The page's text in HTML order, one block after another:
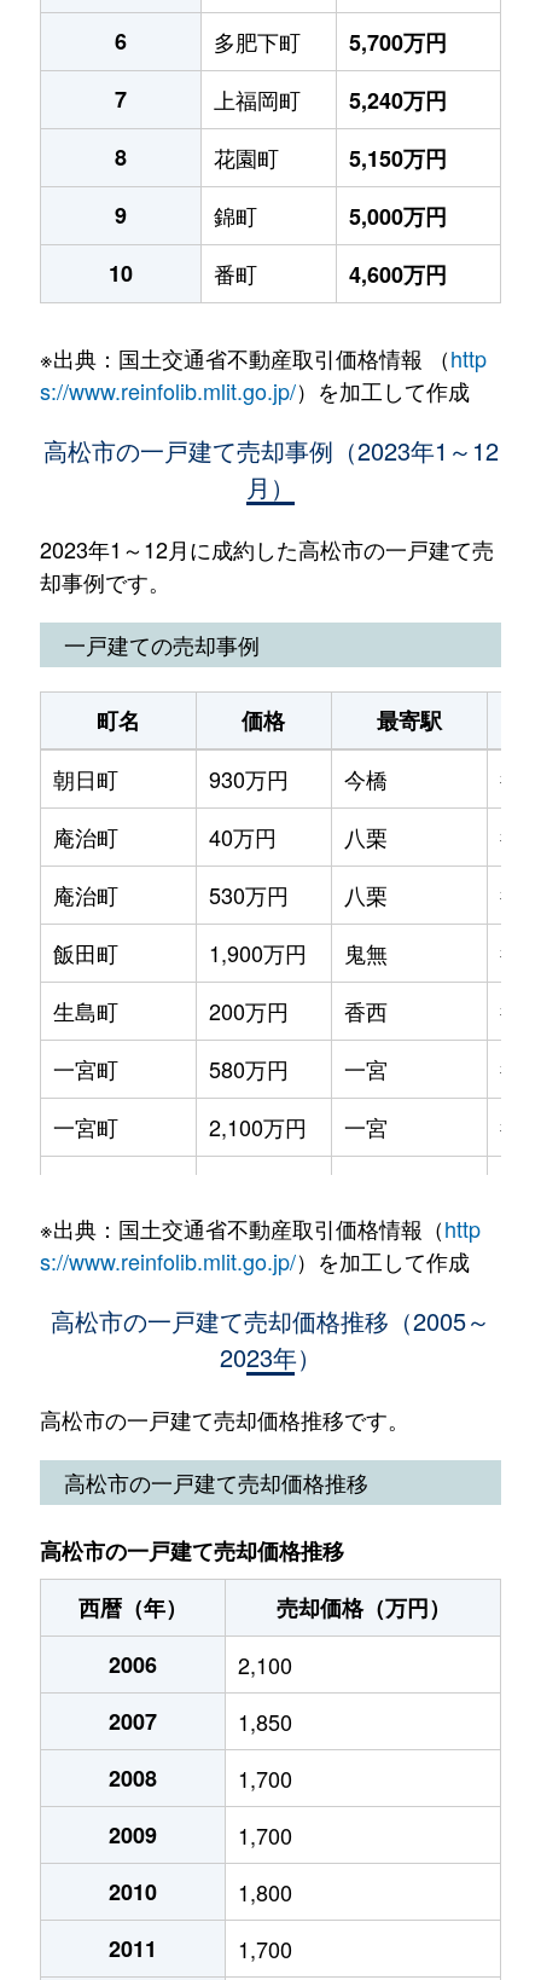
6
多肥下町
5,700万円
7
上福岡町
5,240万円
8
花園町
5,150万円
9
錦町
5,000万円
10
番町 4,600万円
※出典：国土交通省不動産取引価格情報 （http
s://www.reinfolib.mlit.go.jp/）を加工して作成
高松市の一戸建て売却事例（2023年1～12
月）
2023年1～12月に成約した高松市の一戸建て売
却事例です。
一戸建ての売却事例
町名 価格 最寄駅
朝日町
930万円 今橋
徒
庵治町
40万円 八栗
徒
庵治町
530万円 八栗
徒
飯田町
1,900万円 鬼無
徒
生島町
200万円 香西
徒
一宮町
580万円 一宮
徒
一宮町
2,100万円 一宮
徒
一宮町
300万円 一宮
1,100万円
今里町
6,800万円 三条(高松)
今里町
15,000万円 三条(高松)
今里町
3,000万円
円座町
1,300万円 円座
徒
円座町
円座町
2,000万円
円座町
2,900万円
円座町
2,400万円
1,000万円
※出典：国土交通省不動産取引価格情報（http
s://www.reinfolib.mlit.go.jp/）を加工して作成
高松市の一戸建て売却価格推移（2005～
2023年）
高松市の一戸建て売却価格推移です。
高松市の一戸建て売却価格推移
高松市の一戸建て売却価格推移
西暦（年）
売却価格（万円）
2006
2,100
2007
1,850
2008
1,700
2009
1,700
2010
1,800
2011
1,700